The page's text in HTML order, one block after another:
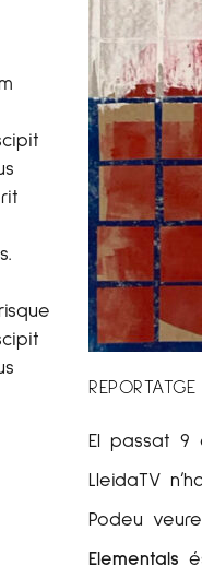
El passat 9
LleidaTV
Podeu
Elementals